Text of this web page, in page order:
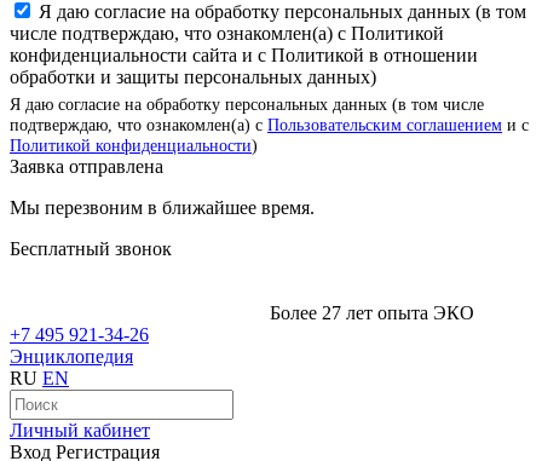
Я даю согласие на обработку персональных данных (в том
числе подтверждаю, что ознакомлен(а) с Политикой
конфиденциальности сайта и с Политикой в отношении
обработки и защиты персональных данных)
Я даю согласие на обработку персональных данных (в том числе
подтверждаю, что ознакомлен(а) с Пользовательским соглашением и с
Политикой конфиденциальности)
Заявка отправлена
Мы перезвоним в ближайшее время.
Бесплатный звонок
Более 27 лет опыта ЭКО
+7 495 921-34-26
Энциклопедия
RU EN
Личный кабинет
Вход Регистрация